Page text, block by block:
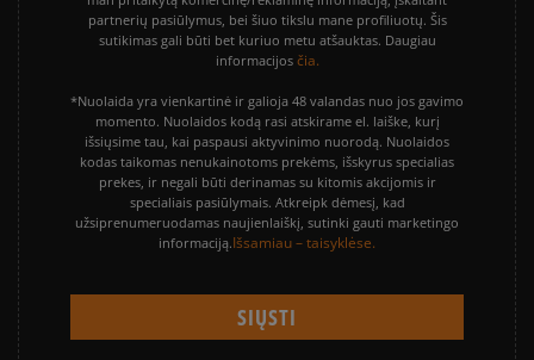
partnerių pasiūlymus, bei šiuo tikslu mane profiliuotų. Šis
sutikimas gali būti bet kuriuo metu atšauktas. Daugiau
informacijos čia.
*Nuolaida yra vienkartinė ir galioja 48 valandas nuo jos gavimo
momento. Nuolaidos kodą rasi atskirame el. laiške, kurį
išsiųsime tau, kai paspausi aktyvinimo nuorodą. Nuolaidos
kodas taikomas nenukainotoms prekėms, išskyrus specialias
prekes, ir negali būti derinamas su kitomis akcijomis ir
specialiais pasiūlymais. Atkreipk dėmesį, kad
užsiprenumeruodamas naujienlaiškį, sutinki gauti marketingo
informaciją.Išsamiau – taisyklėse.